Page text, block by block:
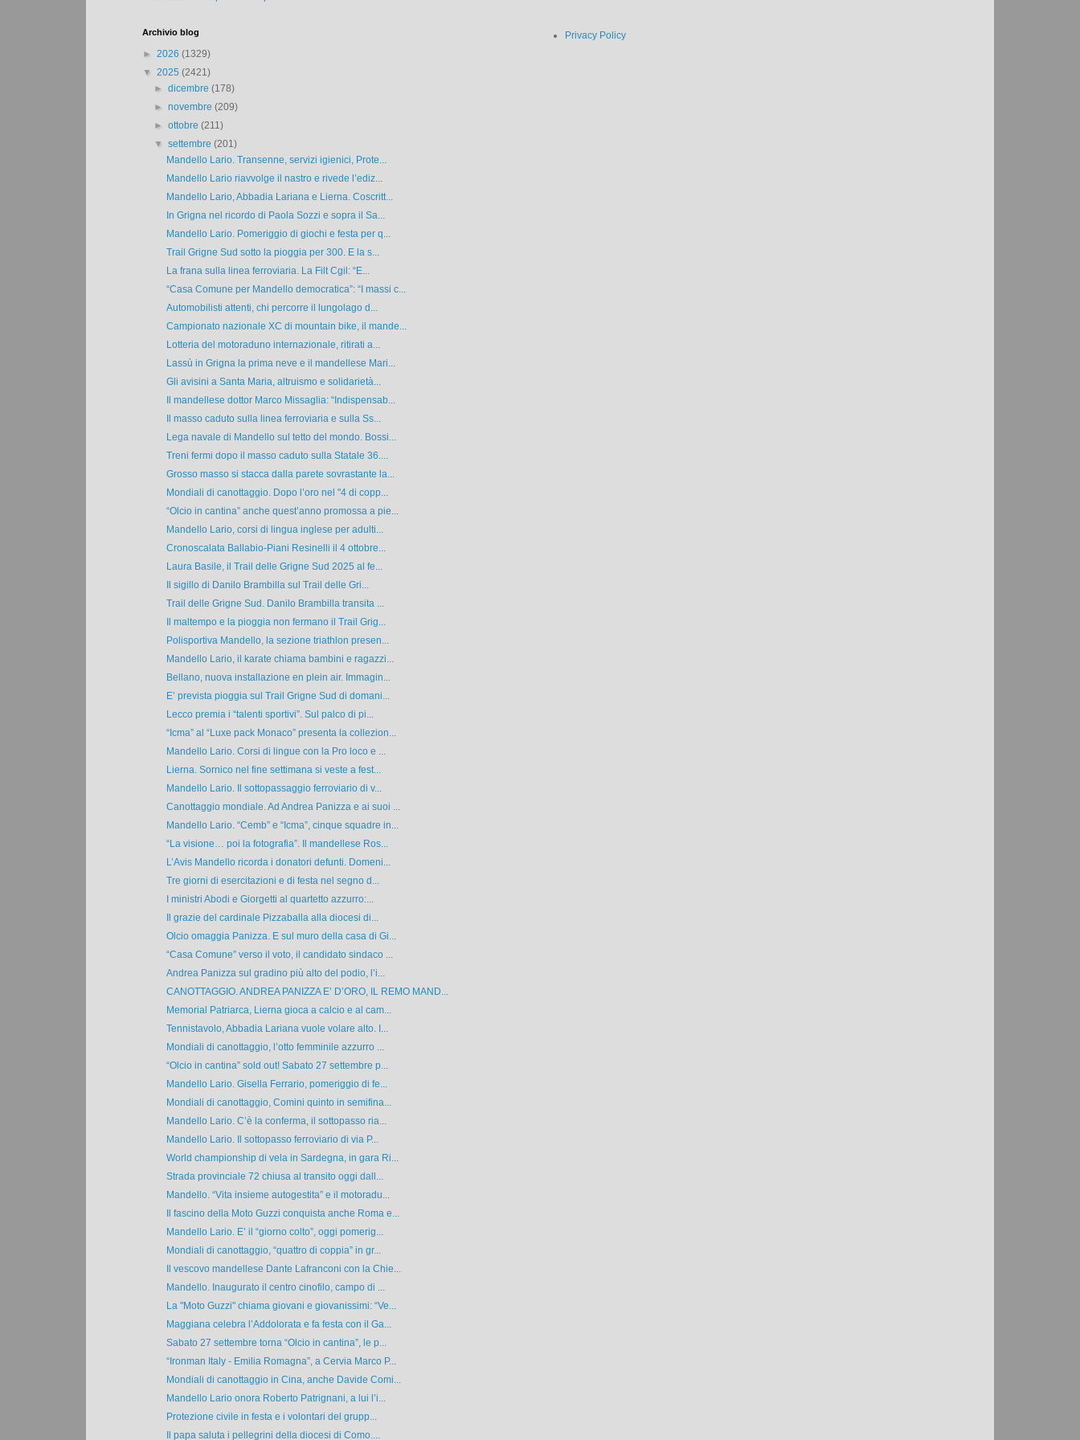
Archivio blog
► 2026 (1329)
▼ 2025 (2421)
►dicembre(178)
►novembre(209)
►ottobre(211)
▼settembre(201)
Mandello Lario. Transenne, servizi igienici, Prote...
Mandello Lario riavvolge il nastro e rivede l’ediz...
Mandello Lario, Abbadia Lariana e Lierna. Coscritt...
In Grigna nel ricordo di Paola Sozzi e sopra il Sa...
Mandello Lario. Pomeriggio di giochi e festa per q...
Trail Grigne Sud sotto la pioggia per 300. E la s...
La frana sulla linea ferroviaria. La Filt Cgil: “E...
“Casa Comune per Mandello democratica”: “I massi c...
Automobilisti attenti, chi percorre il lungolago d...
Campionato nazionale XC di mountain bike, il mande...
Lotteria del motoraduno internazionale, ritirati a...
Lassù in Grigna la prima neve e il mandellese Mari...
Gli avisini a Santa Maria, altruismo e solidarietà...
Il mandellese dottor Marco Missaglia: “Indispensab...
Il masso caduto sulla linea ferroviaria e sulla Ss...
Lega navale di Mandello sul tetto del mondo. Bossi...
Treni fermi dopo il masso caduto sulla Statale 36....
Grosso masso si stacca dalla parete sovrastante la...
Mondiali di canottaggio. Dopo l’oro nel "4 di copp...
“Olcio in cantina” anche quest’anno promossa a pie...
Mandello Lario, corsi di lingua inglese per adulti...
Cronoscalata Ballabio-Piani Resinelli il 4 ottobre...
Laura Basile, il Trail delle Grigne Sud 2025 al fe...
Il sigillo di Danilo Brambilla sul Trail delle Gri...
Trail delle Grigne Sud. Danilo Brambilla transita ...
Il maltempo e la pioggia non fermano il Trail Grig...
Polisportiva Mandello, la sezione triathlon presen...
Mandello Lario, il karate chiama bambini e ragazzi...
Bellano, nuova installazione en plein air. Immagin...
E’ prevista pioggia sul Trail Grigne Sud di domani...
Lecco premia i “talenti sportivi”. Sul palco di pi...
“Icma” al “Luxe pack Monaco” presenta la collezion...
Mandello Lario. Corsi di lingue con la Pro loco e ...
Lierna. Sornico nel fine settimana si veste a fest...
Mandello Lario. Il sottopassaggio ferroviario di v...
Canottaggio mondiale. Ad Andrea Panizza e ai suoi ...
Mandello Lario. “Cemb” e “Icma”, cinque squadre in...
“La visione… poi la fotografia”. Il mandellese Ros...
L’Avis Mandello ricorda i donatori defunti. Domeni...
Tre giorni di esercitazioni e di festa nel segno d...
I ministri Abodi e Giorgetti al quartetto azzurro:...
Il grazie del cardinale Pizzaballa alla diocesi di...
Olcio omaggia Panizza. E sul muro della casa di Gi...
“Casa Comune” verso il voto, il candidato sindaco ...
Andrea Panizza sul gradino più alto del podio, l’i...
CANOTTAGGIO. ANDREA PANIZZA E’ D’ORO, IL REMO MAND...
Memorial Patriarca, Lierna gioca a calcio e al cam...
Tennistavolo, Abbadia Lariana vuole volare alto. I...
Mondiali di canottaggio, l’otto femminile azzurro ...
“Olcio in cantina” sold out! Sabato 27 settembre p...
Mandello Lario. Gisella Ferrario, pomeriggio di fe...
Mondiali di canottaggio, Comini quinto in semifina...
Mandello Lario. C’è la conferma, il sottopasso ria...
Mandello Lario. Il sottopasso ferroviario di via P...
World championship di vela in Sardegna, in gara Ri...
Strada provinciale 72 chiusa al transito oggi dall...
Mandello. “Vita insieme autogestita” e il motoradu...
Il fascino della Moto Guzzi conquista anche Roma e...
Mandello Lario. E’ il “giorno colto”, oggi pomerig...
Mondiali di canottaggio, “quattro di coppia” in gr...
Il vescovo mandellese Dante Lafranconi con la Chie...
Mandello. Inaugurato il centro cinofilo, campo di ...
La "Moto Guzzi" chiama giovani e giovanissimi: “Ve...
Maggiana celebra l’Addolorata e fa festa con il Ga...
Sabato 27 settembre torna “Olcio in cantina”, le p...
“Ironman Italy - Emilia Romagna”, a Cervia Marco P...
Mondiali di canottaggio in Cina, anche Davide Comi...
Mandello Lario onora Roberto Patrignani, a lui l’i...
Protezione civile in festa e i volontari del grupp...
Il papa saluta i pellegrini della diocesi di Como....
Privacy Policy